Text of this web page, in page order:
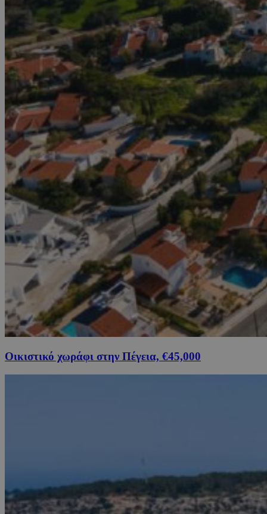
Οικιστικό χωράφι στην Πέγεια, €45,000